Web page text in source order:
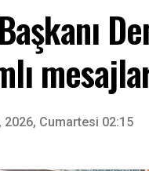
2026, Cumartesi 02:15